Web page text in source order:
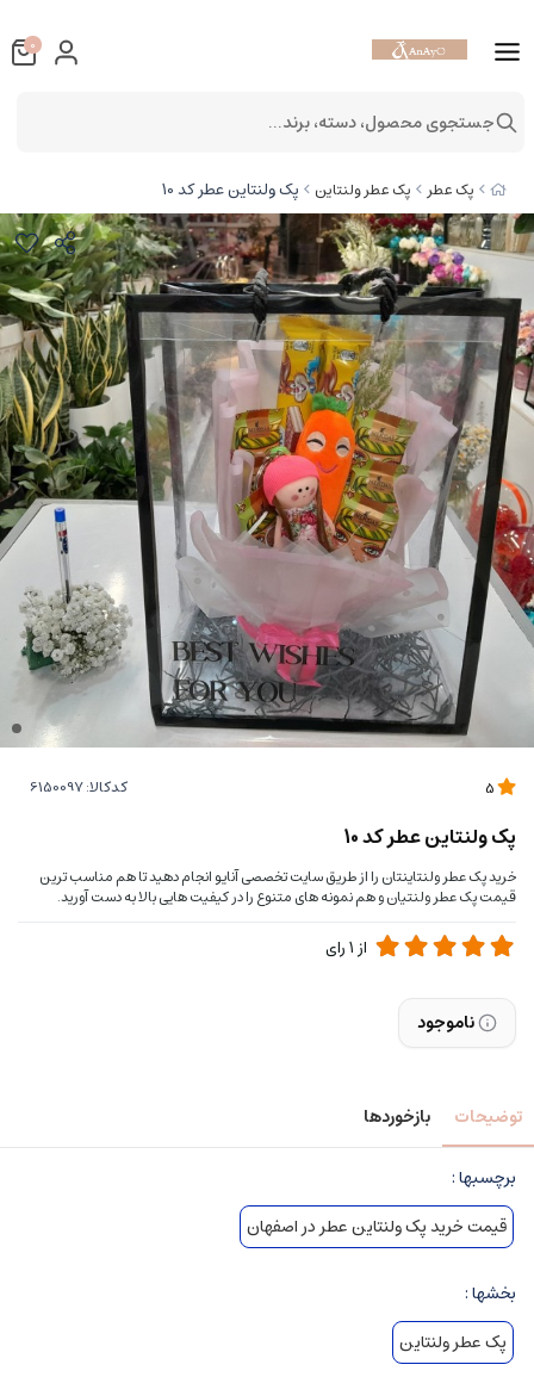
پک عطر پک عطر ولنتاین پک ولنتاین عطر کد 10
کدکالا:
پک ولنتاین عطر کد 10
خرید پک عطر ولنتاینتان را از طریق سایت تخصصی آنایو انجام دهید تا هم مناسب ترین
قیمت پک عطر ولنتیان و هم نمونه های متنوع را در کیفیت هایی بالا به دست آورید.
از 1رای
ناموجود
توضیحات بازخوردها
برچسبها :
قیمت خرید پک ولنتاین عطر در اصفهان
بخشها :
پک عطر ولنتاین
0
جستجوی محصول، دسته، برند...